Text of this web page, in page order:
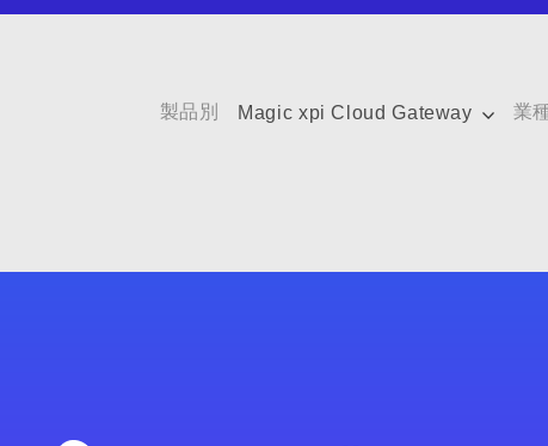
製品別 Magic xpi Cloud Gateway 業